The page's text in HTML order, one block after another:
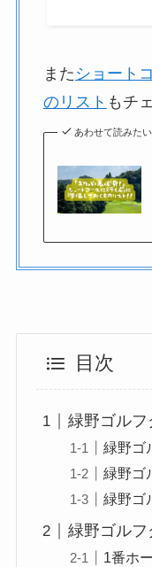
また ショート
のリスト もチ
あわせて読みたい
目次
緑野ゴルフ
緑野ゴ
緑野ゴ
緑野ゴ
緑野ゴルフ
1番ホ